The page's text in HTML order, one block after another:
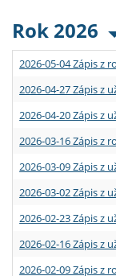
Rok 2026
2026-05-04 Zápis z
2026-04-27 Zápis z
2026-04-20 Zápis z
2026-03-16 Zápis z
2026-03-09 Zápis z
2026-03-02 Zápis z
2026-02-23 Zápis z
2026-02-16 Zápis z
2026-02-09 Zápis z